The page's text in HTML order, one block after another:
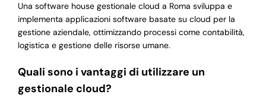
Una software house gestionale cloud a Roma sviluppa e
implementa applicazioni software basate su cloud per la
gestione aziendale, ottimizzando processi come contabilità,
logistica e gestione delle risorse umane.
Quali sono i vantaggi di utilizzare un
gestionale cloud?